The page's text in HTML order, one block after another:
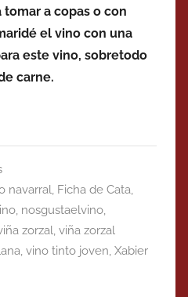
a copas o con
el vino con una
este vino, sobretodo
carne.
navarral, Ficha de Cata,
, nosgustaelvino,
zorzal, viña zorzal
, vino tinto joven, Xabier